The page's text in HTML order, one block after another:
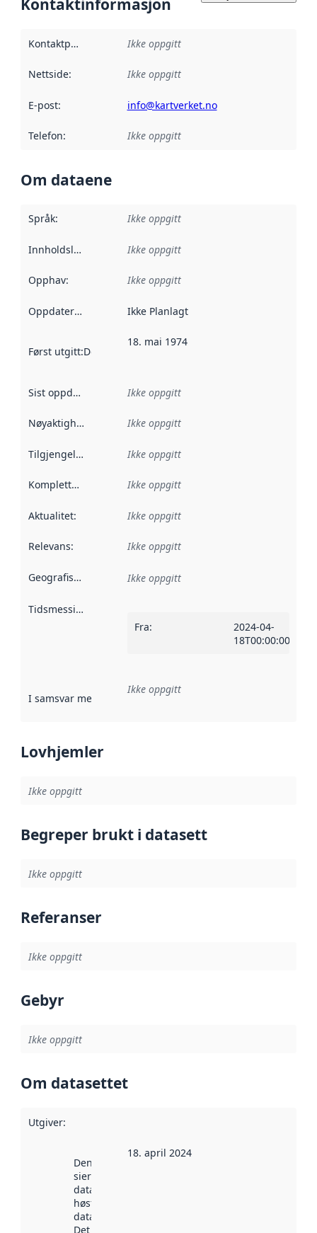
Kontaktinformasjon
Kontaktpunkt Ikke oppgitt
Nettside: Ikke oppgitt
E-post: info@kartverket.no
Telefon: Ikke oppgitt
Om dataene
Språk: Ikke oppgitt
Innholdsleverandører :
Ikke oppgitt
Opphav: Ikke oppgitt
Oppdateringsfrekvens :
Ikke Planlagt
Først utgitt:Denne datoen sier når dataene i dette
18. mai 1974
Sist oppdatert Ikke oppgitt
Nøyaktighet Ikke oppgitt
Tilgjengelighet Ikke oppgitt
Kompletthet Ikke oppgitt
Aktualitet: Ikke oppgitt
Relevans: Ikke oppgitt
Geografisk avgrensning :
Ikke oppgitt
Tidsmessig avgrensning
Fra:
2024-04-
18T00:00:00Z
I samsvar med Referanse til en implementasjonsregel
Ikke oppgitt
Lovhjemler
Ikke oppgitt
Begreper brukt i datasett
Ikke oppgitt
Referanser
Ikke oppgitt
Gebyr
Ikke oppgitt
Om datasettet
Utgiver:
Denne datoen
sier når
datasettet ble
høstet av
data.norge.no.
Det kan ha
18. april 2024